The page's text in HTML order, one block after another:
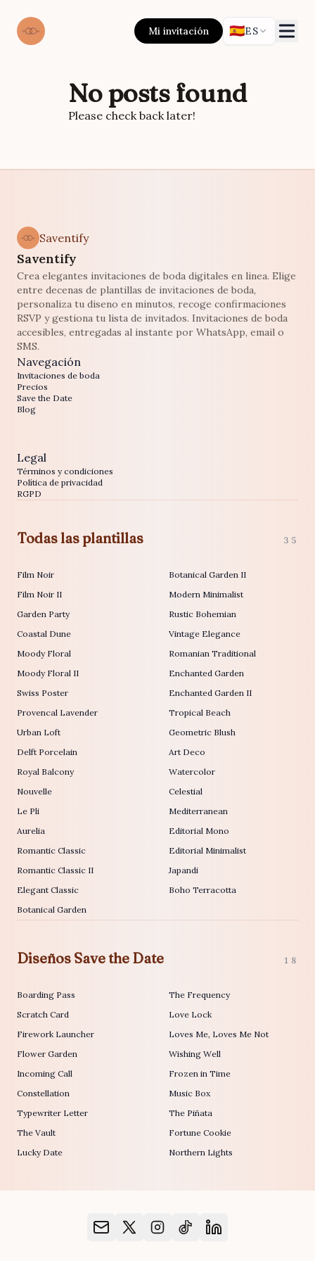
Mi invitación 🇪🇸ES
No posts found
Please check back later!
Saventify
Saventify
Crea elegantes invitaciones de boda digitales en linea. Elige
entre decenas de plantillas de invitaciones de boda,
personaliza tu diseno en minutos, recoge confirmaciones
RSVP y gestiona tu lista de invitados. Invitaciones de boda
accesibles, entregadas al instante por WhatsApp, email o
SMS.
Navegación
Invitaciones de boda
Precios
Save the Date
Blog
Legal
Términos y condiciones
Política de privacidad
RGPD
Todas las plantillas 35
Film Noir
Film Noir II
Garden Party
Coastal Dune
Moody Floral
Moody Floral II
Swiss Poster
Provencal Lavender
Urban Loft
Delft Porcelain
Royal Balcony
Nouvelle
Le Pli
Aurelia
Romantic Classic
Romantic Classic II
Elegant Classic
Botanical Garden
Botanical Garden II
Modern Minimalist
Rustic Bohemian
Vintage Elegance
Romanian Traditional
Enchanted Garden
Enchanted Garden II
Tropical Beach
Geometric Blush
Art Deco
Watercolor
Celestial
Mediterranean
Editorial Mono
Editorial Minimalist
Japandi
Boho Terracotta
Diseños Save the Date 18
Boarding Pass
Scratch Card
Firework Launcher
Flower Garden
Incoming Call
Constellation
Typewriter Letter
The Vault
Lucky Date
The Frequency
Love Lock
Loves Me, Loves Me Not
Wishing Well
Frozen in Time
Music Box
The Piñata
Fortune Cookie
Northern Lights